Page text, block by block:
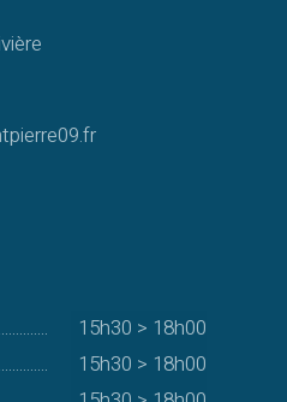
15h30 > 18h00
15h30 > 18h00